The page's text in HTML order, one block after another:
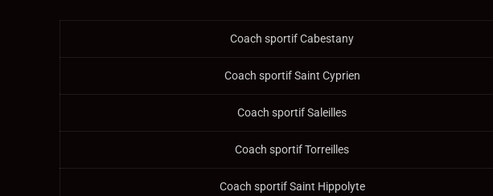
Coach sportif Cabestany
Coach sportif Saint Cyprien
Coach sportif Saleilles
Coach sportif Torreilles
Coach sportif Saint Hippolyte